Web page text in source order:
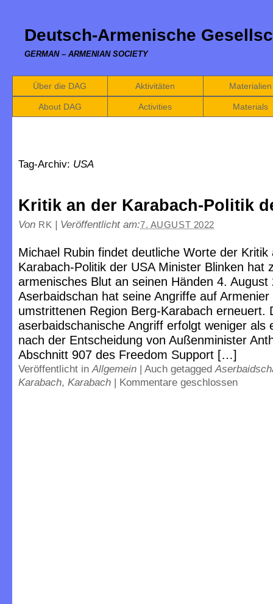
Deutsch-Armenische
GERMAN – ARMENIAN SOCIETY
Über die DAG Aktivitäten Materialien
About DAG Activities Materials
Tag-Archiv: USA
Kritik an der Karabach-Politik
Von RK | Veröffentlicht am:7. AUGUST 2022
Michael Rubin findet deutliche Worte der Kritik
Karabach-Politik der USA Minister Blinken hat
armenisches Blut an seinen Händen 4. August
Aserbaidschan hat seine Angriffe auf Armenier
umstrittenen Region Berg-Karabach erneuert.
aserbaidschanische Angriff erfolgt weniger als
nach der Entscheidung von Außenminister
Abschnitt 907 des Freedom Support […]
Veröffentlicht inAllgemein | Auch getagged
Karabach, Karabach | Kommentare geschlossen